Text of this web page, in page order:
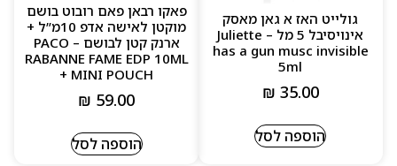
גולייט האז א גאן מאסק
אינויסיבל 5 מל – Juliette
has a gun musc invisible
5ml
₪ 35.00
הוספה לסל
פאקו רבאן פאם רובוט בושם
מוקטן לאישה אדפ 10מ”ל +
ארנק קטן לבושם – PACO
RABANNE FAME EDP 10ML
+ MINI POUCH
₪ 59.00
הוספה לסל